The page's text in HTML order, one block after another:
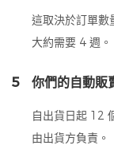
這取決於訂單
大約需要 4 週。
5 你們的自動販
自出貨日起 12
由出貨方負責。